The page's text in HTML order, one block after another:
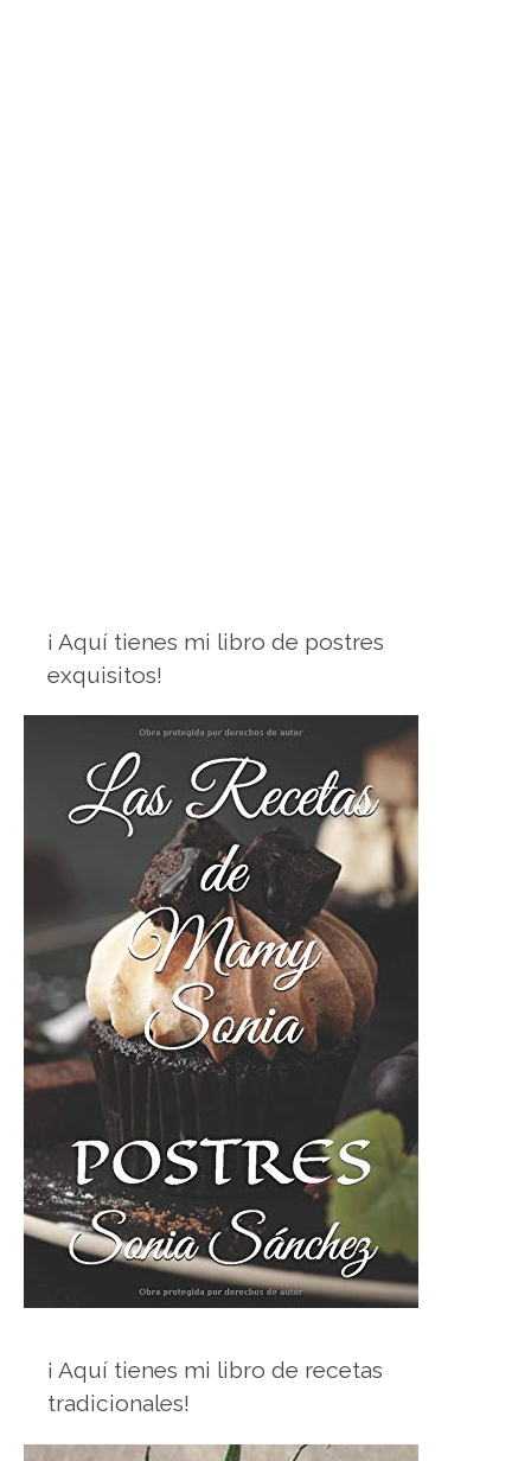
¡ Aquí tienes mi libro de postres
exquisitos!
¡ Aquí tienes mi libro de recetas
tradicionales!